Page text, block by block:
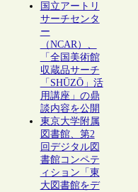
国立アートリ
サーチセンタ
ー
（NCAR）、
「全国美術館
収蔵品サーチ
「SHŪZŌ」活
用講座」の鼎
談内容を公開
東京大学附属
図書館、第2
回デジタル図
書館コンペテ
ィション「東
大図書館をデ